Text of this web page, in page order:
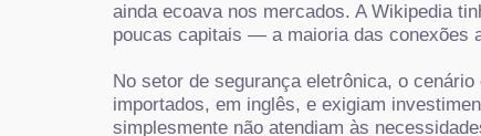
ainda ecoava nos mercados. A Wikipedia
poucas capitais — a maioria das conexões
No setor de segurança eletrônica, o
importados, em inglês, e exigiam
simplesmente não atendiam às